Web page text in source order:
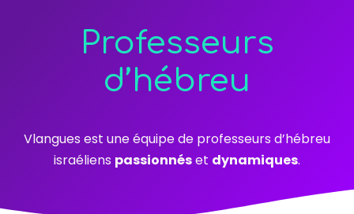
Professeurs
d’hébreu
Vlangues est une équipe de professeurs d’hébreu
israéliens passionnéset dynamiques.